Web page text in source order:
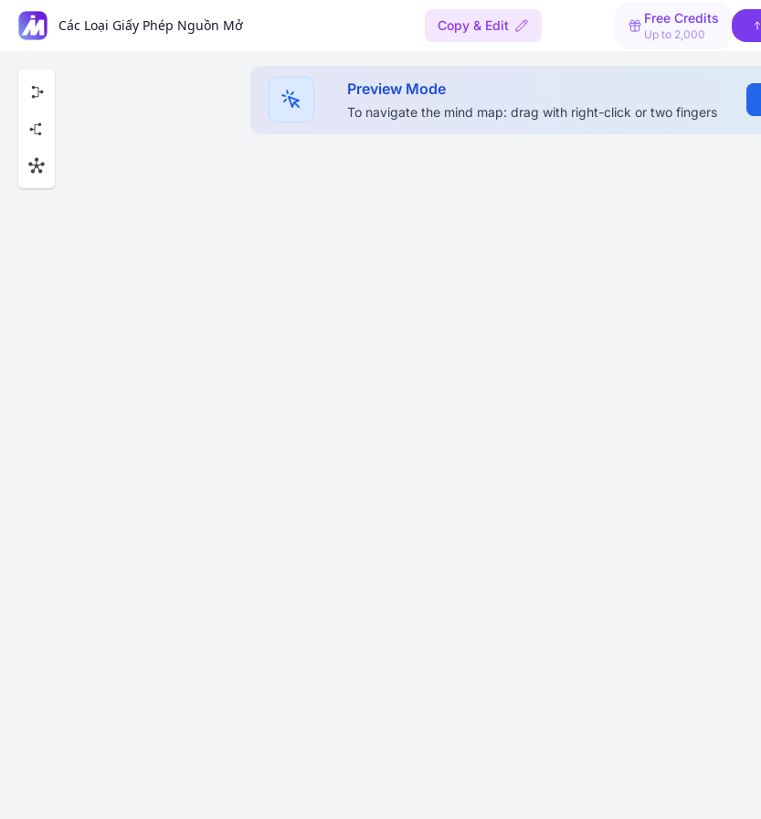
Các Loại Giấy Phép Nguồn Mở Copy & Edit Free Credits
Up to 2,000
Preview Mode
To navigate the mind map: drag with right-click or two fingers